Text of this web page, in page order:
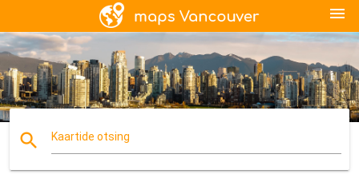
menu
search Kaartide otsing